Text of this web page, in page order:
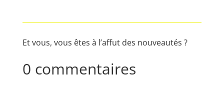
Et vous, vous êtes à l’affut des nouveautés ?
0 commentaires